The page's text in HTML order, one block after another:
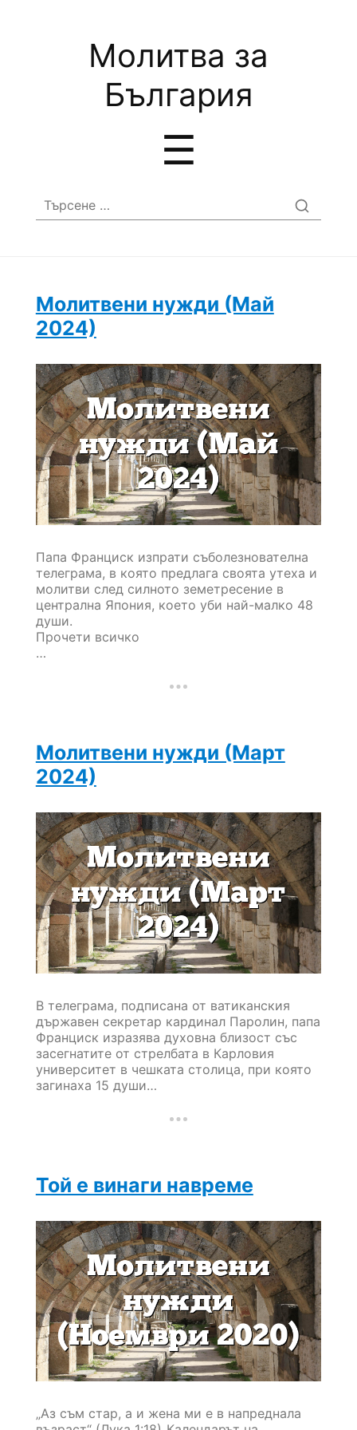
Молитва за
България
☰
Търсене
за:
Молитвени нужди (Май
2024)
Папа Франциск изпрати съболезнователна
телеграма, в която предлага своята утеха и
молитви след силното земетресение в
централна Япония, което уби най-малко 48
души.
Прочети всичко
…
Молитвени нужди (Март
2024)
В телеграма, подписана от ватиканския
държавен секретар кардинал Паролин, папа
Франциск изразява духовна близост със
засегнатите от стрелбата в Карловия
университет в чешката столица, при която
загинаха 15 души…
Той е винаги навреме
„Аз съм стар, а и жена ми е в напреднала